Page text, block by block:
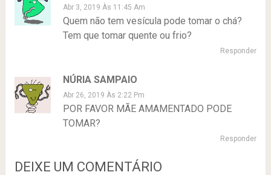
Abr 3, 2019 Às 11:45 Am
Quem não tem vesícula pode tomar o chá?
Tem que tomar quente ou frio?
Responder
NÚRIA SAMPAIO
Abr 26, 2019 Às 2:22 Pm
POR FAVOR MÃE AMAMENTADO PODE
TOMAR?
Responder
DEIXE UM COMENTÁRIO